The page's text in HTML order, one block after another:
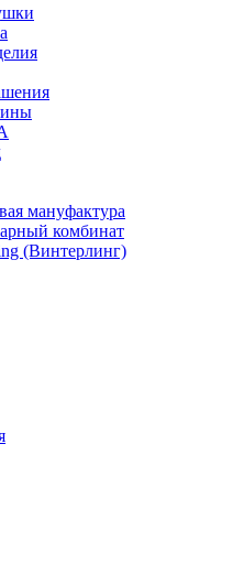
мануфактура
комбинат
(Винтерлинг)